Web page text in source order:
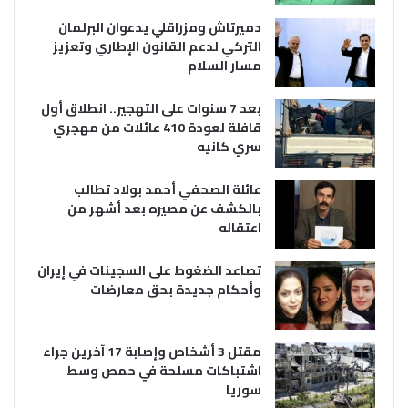
دميرتاش ومزراقلي يدعوان البرلمان
التركي لدعم القانون الإطاري وتعزيز
مسار السلام
بعد 7 سنوات على التهجير.. انطلاق أول
قافلة لعودة 410 عائلات من مهجري
سري كانيه
عائلة الصحفي أحمد بولاد تطالب
بالكشف عن مصيره بعد أشهر من
اعتقاله
تصاعد الضغوط على السجينات في إيران
وأحكام جديدة بحق معارضات
مقتل 3 أشخاص وإصابة 17 آخرين جراء
اشتباكات مسلحة في حمص وسط
سوريا